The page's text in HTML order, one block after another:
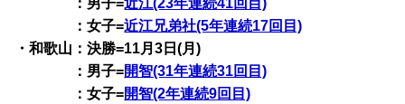
：男子=近江(23年連続41回目)
：女子=近江兄弟社(5年連続17回目)
・和歌山：決勝=11月3日(月)
：男子=開智(31年連続31回目)
：女子=開智(2年連続9回目)